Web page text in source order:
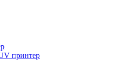
принтер